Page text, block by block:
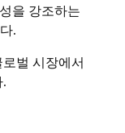
을 강조하는
.
벌 시장에서